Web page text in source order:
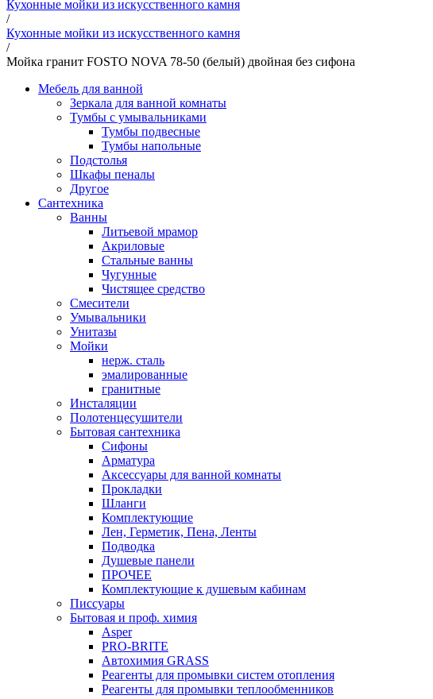
Кухонные мойки из искусственного камня
/
Кухонные мойки из искусственного камня
/
Мойка гранит FOSTO NOVA 78-50 (белый) двойная без сифона
Мебель для ванной
Зеркала для ванной комнаты
Тумбы с умывальниками
Тумбы подвесные
Тумбы напольные
Подстолья
Шкафы пеналы
Другое
Сантехника
Ванны
Литьевой мрамор
Акриловые
Стальные ванны
Чугунные
Чистящее средство
Смесители
Умывальники
Унитазы
Мойки
нерж. сталь
эмалированные
гранитные
Инсталяции
Полотенцесушители
Бытовая сантехника
Сифоны
Арматура
Аксессуары для ванной комнаты
Прокладки
Шланги
Комплектующие
Лен, Герметик, Пена, Ленты
Подводка
Душевые панели
ПРОЧЕЕ
Комплектующие к душевым кабинам
Писсуары
Бытовая и проф. химия
Asper
PRO-BRITE
Автохимия GRASS
Реагенты для промывки систем отопления
Реагенты для промывки теплообменников